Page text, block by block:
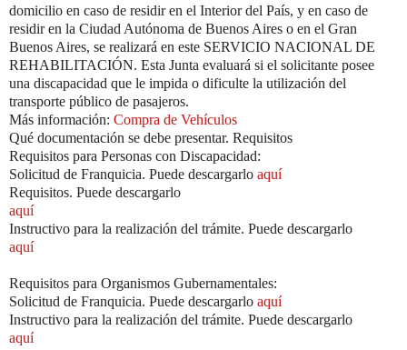
domicilio en caso de residir en el Interior del País, y en caso de
residir en la Ciudad Autónoma de Buenos Aires o en el Gran
Buenos Aires, se realizará en este SERVICIO NACIONAL DE
REHABILITACIÓN. Esta Junta evaluará si el solicitante posee
una discapacidad que le impida o dificulte la utilización del
transporte público de pasajeros.
Más información: Compra de Vehículos
Qué documentación se debe presentar. Requisitos
Requisitos para Personas con Discapacidad:
Solicitud de Franquicia. Puede descargarlo aquí
Requisitos. Puede descargarlo
aquí
Instructivo para la realización del trámite. Puede descargarlo
aquí
Requisitos para Organismos Gubernamentales:
Solicitud de Franquicia. Puede descargarlo aquí
Instructivo para la realización del trámite. Puede descargarlo
aquí